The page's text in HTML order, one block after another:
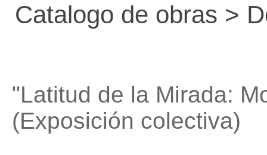
Catalogo de obras >
"Latitud de la Mirada:
(Exposición colectiva)